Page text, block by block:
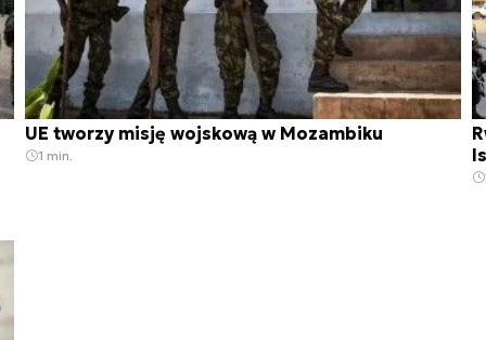
UE tworzy misję wojskową w Mozambiku
1 min.